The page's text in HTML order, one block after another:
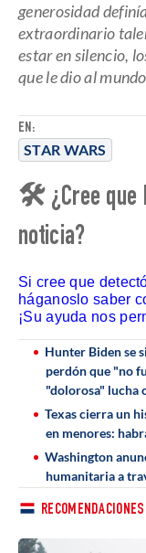
EN:
STAR WARS
generosidad
extraordinario
estar en silencio,
que le dio al
🛠 ¿Cree que
noticia?
Si cree que
háganoslo saber
¡Su ayuda nos
Hunter Biden se
perdón que "no
"dolorosa" lucha
Texas cierra un
en menores:
Washington
humanitaria a
RECOMENDACIONES